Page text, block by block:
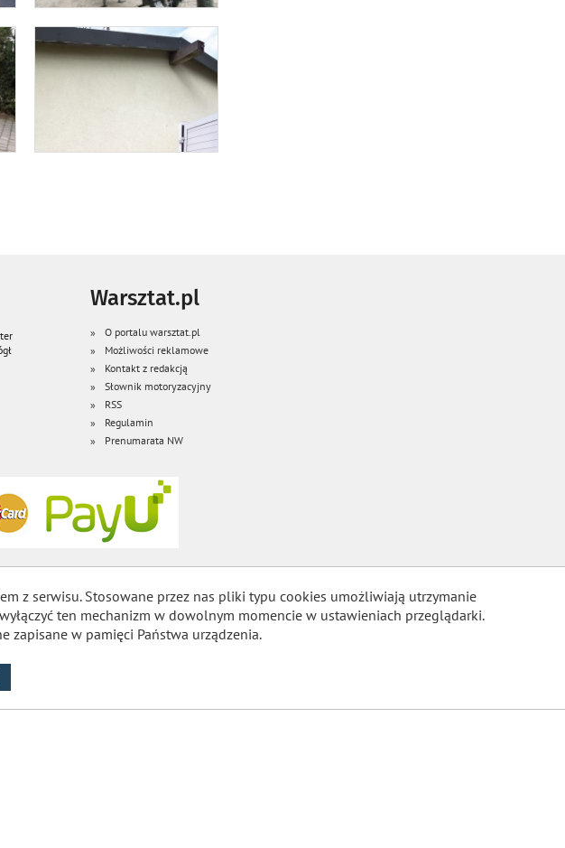
Warsztat.pl
O portalu warsztat.pl
Możliwości reklamowe
Kontakt z redakcją
Słownik motoryzacyjny
RSS
Regulamin
Prenumarata NW
z serwisu. Stosowane przez nas pliki typu cookies umożliwiają utrzymanie
ten mechanizm w dowolnym momencie w ustawieniach przeglądarki.
zapisane w pamięci Państwa urządzenia.